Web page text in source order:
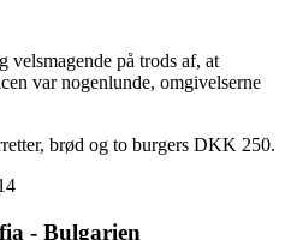
velsmagende på trods af, at
var nogenlunde, omgivelserne
brød og to burgers DKK 250.